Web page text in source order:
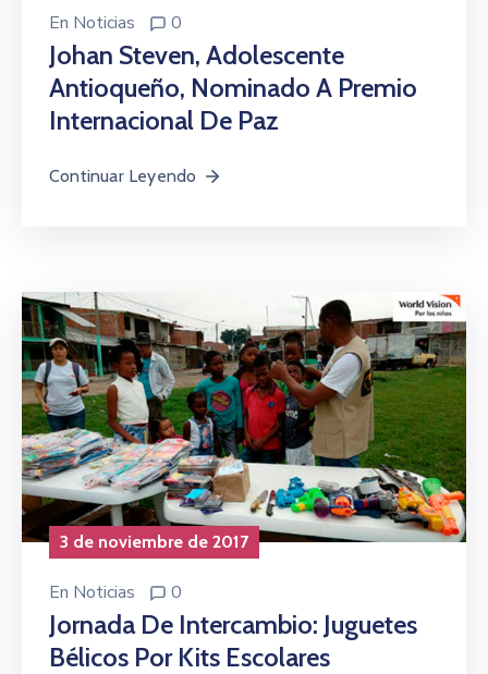
En Noticias 0
Johan Steven, Adolescente
Antioqueño, Nominado A Premio
Internacional De Paz
Continuar Leyendo
3 de noviembre de 2017
En Noticias 0
Jornada De Intercambio: Juguetes
Bélicos Por Kits Escolares